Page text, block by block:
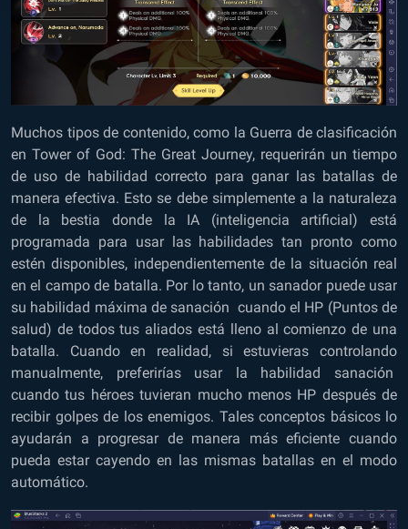
Muchos tipos de contenido, como la Guerra de clasificación
en Tower of God: The Great Journey, requerirán un tiempo
de uso de habilidad correcto para ganar las batallas de
manera efectiva. Esto se debe simplemente a la naturaleza
de la bestia donde la IA (inteligencia artificial) está
programada para usar las habilidades tan pronto como
estén disponibles, independientemente de la situación real
en el campo de batalla. Por lo tanto, un sanador puede usar
su habilidad máxima de sanación cuando el HP (Puntos de
salud) de todos tus aliados está lleno al comienzo de una
batalla. Cuando en realidad, si estuvieras controlando
manualmente, preferirías usar la habilidad sanación
cuando tus héroes tuvieran mucho menos HP después de
recibir golpes de los enemigos. Tales conceptos básicos lo
ayudarán a progresar de manera más eficiente cuando
pueda estar cayendo en las mismas batallas en el modo
automático.